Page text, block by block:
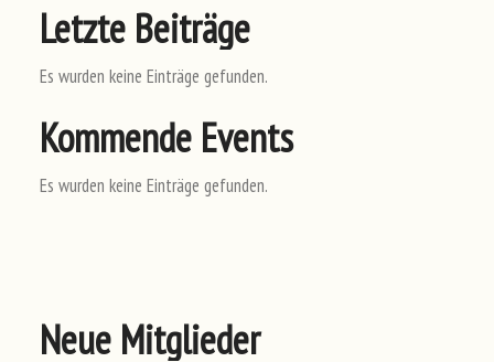
Letzte Beiträge
Es wurden keine Einträge gefunden.
Kommende Events
Es wurden keine Einträge gefunden.
Neue Mitglieder